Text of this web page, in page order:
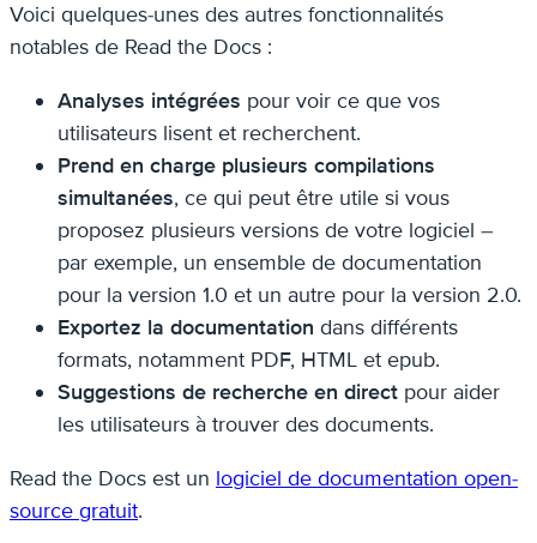
Voici quelques-unes des autres fonctionnalités
notables de Read the Docs :
Analyses intégrées pour voir ce que vos
utilisateurs lisent et recherchent.
Prend en charge plusieurs compilations
simultanées, ce qui peut être utile si vous
proposez plusieurs versions de votre logiciel –
par exemple, un ensemble de documentation
pour la version 1.0 et un autre pour la version 2.0.
Exportez la documentation dans différents
formats, notamment PDF, HTML et epub.
Suggestions de recherche en direct pour aider
les utilisateurs à trouver des documents.
Read the Docs est un logiciel de documentation open-
source gratuit.